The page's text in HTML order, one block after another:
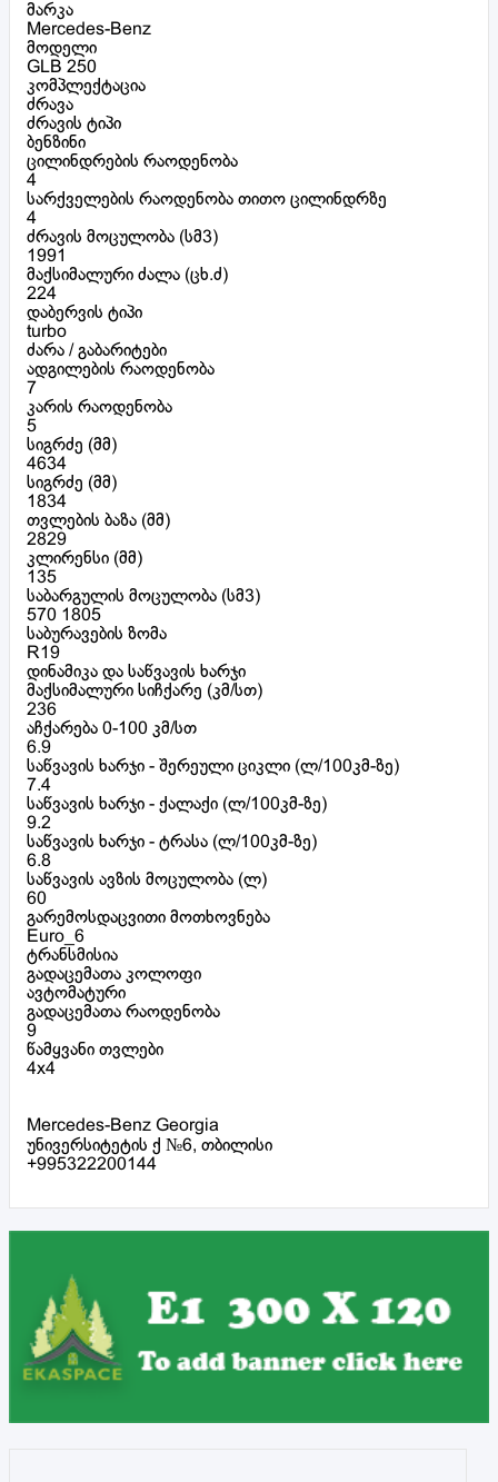
მარკა
Mercedes-Benz
მოდელი
GLB 250
კომპლექტაცია
ძრავა
ძრავის ტიპი
ბენზინი
ცილინდრების რაოდენობა
4
სარქველების რაოდენობა თითო ცილინდრზე
4
ძრავის მოცულობა (სმ3)
1991
მაქსიმალური ძალა (ცხ.ძ)
224
დაბერვის ტიპი
turbo
ძარა / გაბარიტები
ადგილების რაოდენობა
7
კარის რაოდენობა
5
სიგრძე (მმ)
4634
სიგრძე (მმ)
1834
თვლების ბაზა (მმ)
2829
კლირენსი (მმ)
135
საბარგულის მოცულობა (სმ3)
570 1805
საბურავების ზომა
R19
დინამიკა და საწვავის ხარჯი
მაქსიმალური სიჩქარე (კმ/სთ)
236
აჩქარება 0-100 კმ/სთ
6.9
საწვავის ხარჯი - შერეული ციკლი (ლ/100კმ-ზე)
7.4
საწვავის ხარჯი - ქალაქი (ლ/100კმ-ზე)
9.2
საწვავის ხარჯი - ტრასა (ლ/100კმ-ზე)
6.8
საწვავის ავზის მოცულობა (ლ)
60
გარემოსდაცვითი მოთხოვნება
Euro_6
ტრანსმისია
გადაცემათა კოლოფი
ავტომატური
გადაცემათა რაოდენობა
9
წამყვანი თვლები
4x4
Mercedes-Benz Georgia
უნივერსიტეტის ქ №6, თბილისი
+995322200144